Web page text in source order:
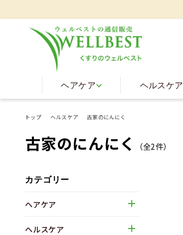
ヘアケア ヘルスケア
トップ ヘルスケア 古家のにんにく
古家のにんにく （全2件）
カテゴリー
ヘアケア
ヘルスケア